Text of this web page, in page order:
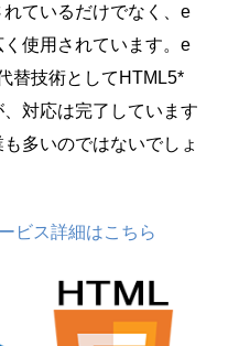
ているだけでなく、e
使用されています。e
替技術としてHTML5*
対応は完了しています
多いのではないでしょ
ビス詳細はこちら